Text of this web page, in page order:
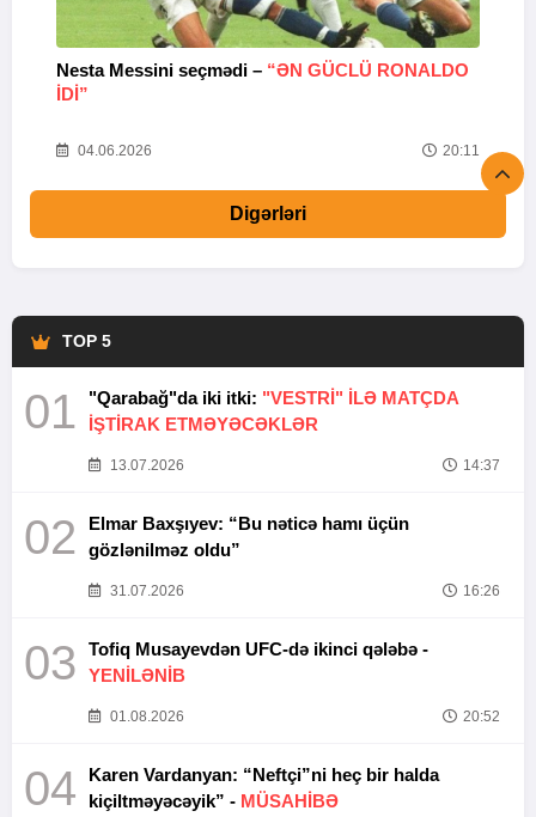
Nesta Messini seçmədi – “ƏN GÜCLÜ RONALDO
IDI”
04.06.2026 20:11
Digərləri
TOP 5
01 "Qarabağ"da iki itki: "VESTRİ" İLƏ MATÇDA
İŞTİRAK ETMƏYƏCƏKLƏR
13.07.2026 14:37
02
Elmar Baxşıyev: “Bu nəticə hamı üçün
gözlənilməz oldu”
31.07.2026 16:26
03
Tofiq Musayevdən UFC-də ikinci qələbə -
YENİLƏNİB
01.08.2026 20:52
04
Karen Vardanyan: “Neftçi”ni heç bir halda
kiçiltməyəcəyik” - MÜSAHİBƏ